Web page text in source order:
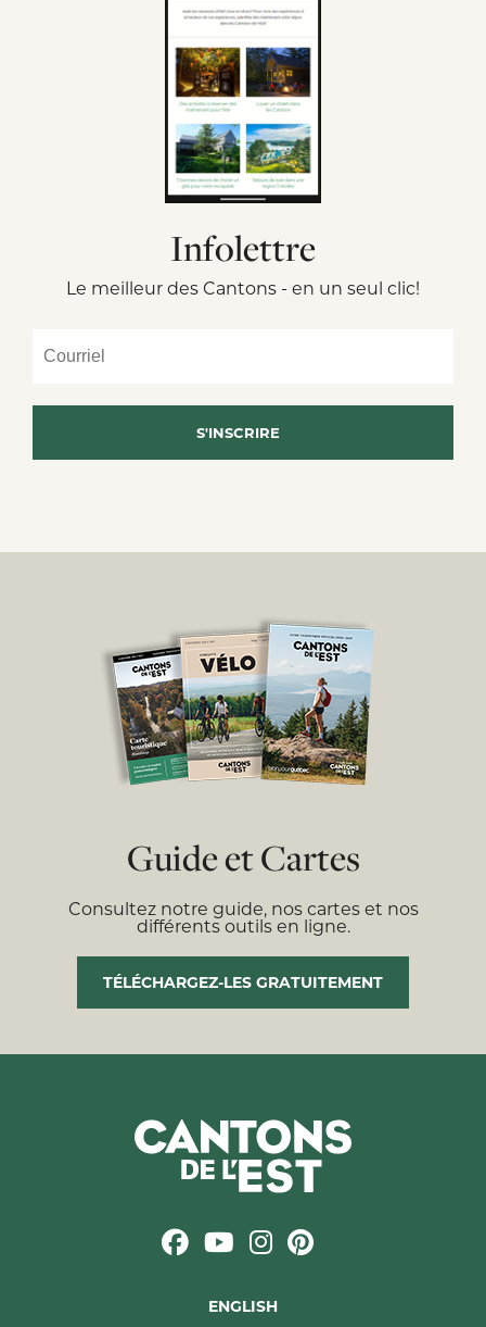
Infolettre
Le meilleur des Cantons - en un seul clic!
Guide et Cartes
Consultez notre guide, nos cartes et nos
différents outils en ligne.
TÉLÉCHARGEZ-LES GRATUITEMENT
ENGLISH